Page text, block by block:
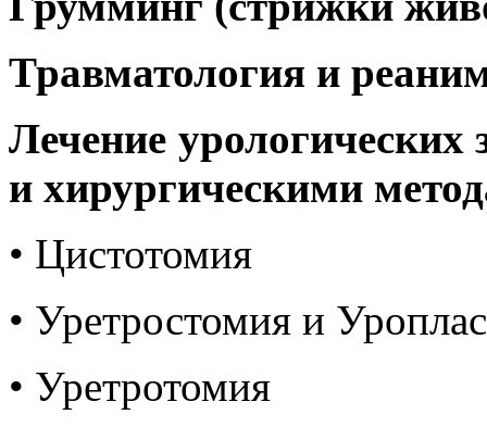
Травматология и
Лечение урологических
и хирургическими
• Цистотомия
• Уретростомия и
• Уретротомия